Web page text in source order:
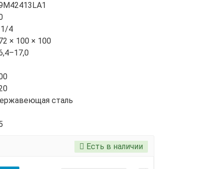
4
× 100 × 100
сталь
Есть в наличии